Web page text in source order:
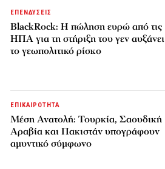
ΕΠΕΝΔΥΣΕΙΣ
BlackRock: Η πώληση ευρώ από τις
ΗΠΑ για τη στήριξη του γεν αυξάνει
το γεωπολιτικό ρίσκο
ΕΠΙΚΑΙΡΟΤΗΤΑ
Μέση Ανατολή: Τουρκία, Σαουδική
Αραβία και Πακιστάν υπογράφουν
αμυντικό σύμφωνο